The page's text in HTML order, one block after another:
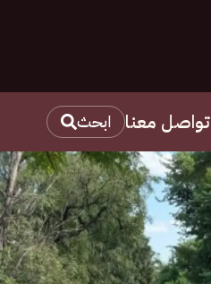
تواصل معنا ابحث